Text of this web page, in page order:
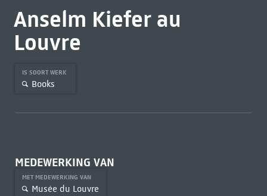
Anselm Kiefer au
Louvre
IS SOORT WERK
Books
MEDEWERKING VAN
MET MEDEWERKING VAN
Musée du Louvre